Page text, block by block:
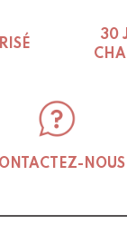
30
NOUS